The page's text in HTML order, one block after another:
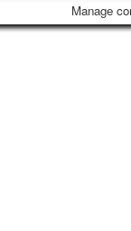
Manage